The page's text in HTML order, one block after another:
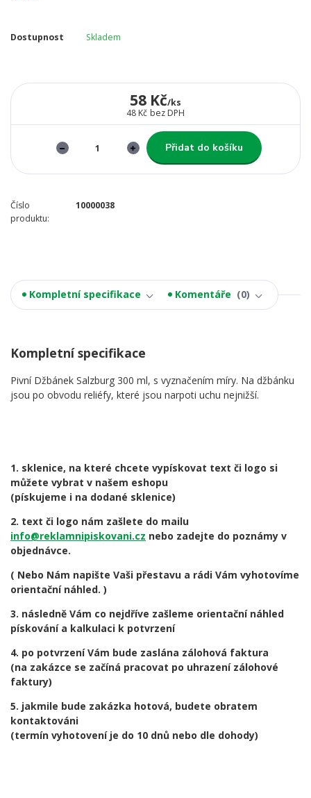
Dostupnost Skladem
58 Kč/ks
48 Kč bez DPH
Přidat do košíku
Číslo
produktu:
10000038
Kompletní specifikace Komentáře 0
Kompletní specifikace
Pivní Džbánek Salzburg 300 ml, s vyznačením míry. Na džbánku
jsou po obvodu reliéfy, které jsou narpoti uchu nejnižší.
1. sklenice, na které chcete vypískovat text či logo si
můžete vybrat v našem eshopu
(pískujeme i na dodané sklenice)
2. text či logo nám zašlete do mailu
info@reklamnipiskovani.cz nebo zadejte do poznámy v
objednávce.
( Nebo Nám napište Vaši přestavu a rádi Vám vyhotovíme
orientační náhled. )
3. následně Vám co nejdříve zašleme orientační náhled
pískování a kalkulaci k potvrzení
4. po potvrzení Vám bude zaslána zálohová faktura
(na zakázce se začíná pracovat po uhrazení zálohové
faktury)
5. jakmile bude zakázka hotová, budete obratem
kontaktováni
(termín vyhotovení je do 10 dnů nebo dle dohody)